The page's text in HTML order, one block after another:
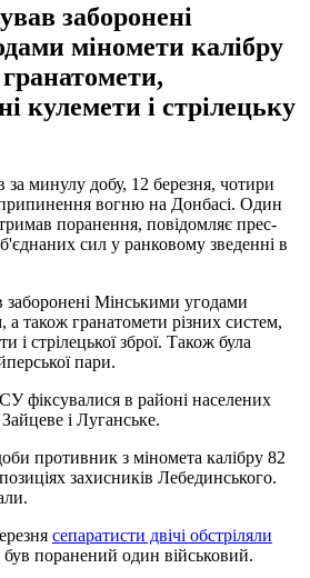
заборонені
міномети калібру
кулемети і стрілецьку
за минулу добу, 12 березня, чотири
вогню на Донбасі. Один
поранення, повідомляє прес-
сил у ранковому зведенні в
заборонені Мінськими угодами
а також гранатомети різних систем,
і стрілецької зброї. Також була
пари.
фіксувалися в районі населених
і Луганське.
противник з міномета калібру 82
захисників Лебединського.
сепаратисти двічі обстріляли
був поранений один військовий.